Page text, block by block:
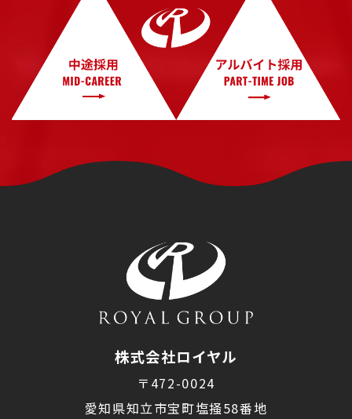
株式会社ロイヤル
〒472-0024
愛知県知立市宝町塩掻58番地